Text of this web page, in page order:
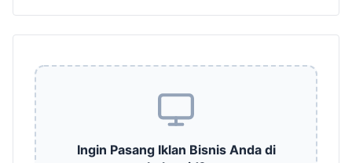
Ingin Pasang Iklan Bisnis Anda di